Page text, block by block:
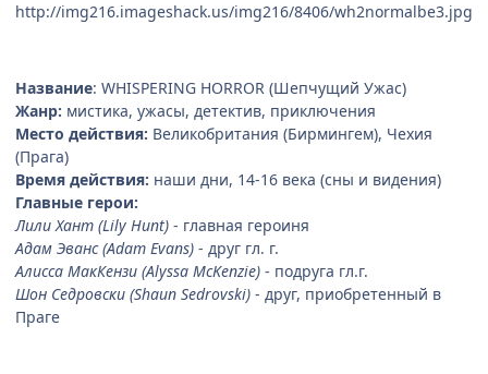
http://img216.imageshack.us/img216/8406/wh2normalbe3.jpg
Название: WHISPERING HORROR (Шепчущий Ужас)
Жанр: мистика, ужасы, детектив, приключения
Место действия: Великобритания (Бирмингем), Чехия
(Прага)
Время действия: наши дни, 14-16 века (сны и видения)
Главные герои:
Лили Хант (Lily Hunt) - главная героиня
Адам Эванс (Adam Evans) - друг гл. г.
Алисса МакКензи (Alyssa McKenzie) - подруга гл.г.
Шон Седровски (Shaun Sedrovski) - друг, приобретенный в
Праге